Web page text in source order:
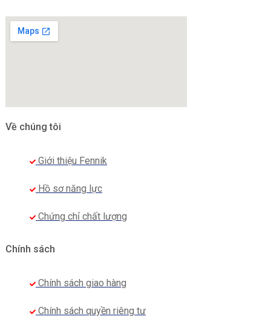
Về chúng tôi
Giới thiệu Fennik
Hồ sơ năng lực
Chứng chỉ chất lượng
Chính sách
Chính sách giao hàng
Chính sách quyền riêng tư